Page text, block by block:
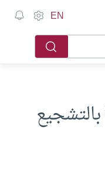
EN